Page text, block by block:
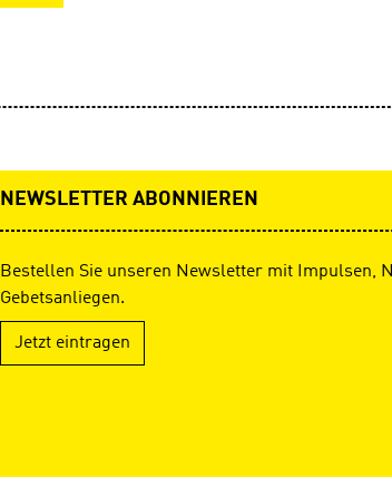
NEWSLETTER ABONNIEREN
Bestellen Sie unseren Newsletter mit Impulsen,
Gebetsanliegen.
Jetzt eintragen